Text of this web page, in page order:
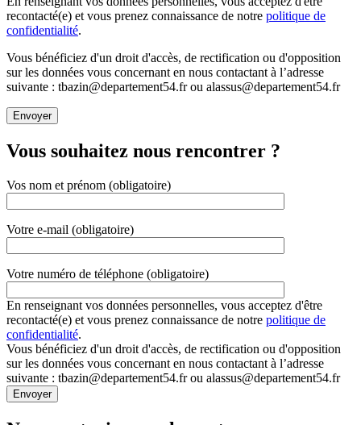
recontacté(e) et vous prenez connaissance de notre politique de
confidentialité.
Vous bénéficiez d'un droit d'accès, de rectification ou d'opposition
sur les données vous concernant en nous contactant à l’adresse
suivante : tbazin@departement54.fr ou alassus@departement54.fr
Vous souhaitez nous rencontrer ?
Vos nom et prénom (obligatoire)
Votre e-mail (obligatoire)
Votre numéro de téléphone (obligatoire)
En renseignant vos données personnelles, vous acceptez d'être
recontacté(e) et vous prenez connaissance de notre politique de
confidentialité.
Vous bénéficiez d'un droit d'accès, de rectification ou d'opposition
sur les données vous concernant en nous contactant à l’adresse
suivante : tbazin@departement54.fr ou alassus@departement54.fr